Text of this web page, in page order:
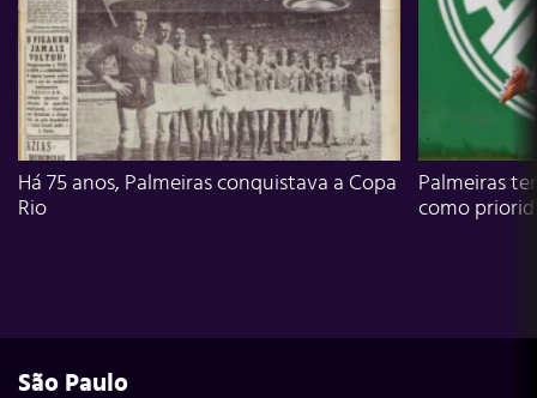
Há 75 anos, Palmeiras conquistava a Copa
Rio
Palmeiras
como
São Paulo